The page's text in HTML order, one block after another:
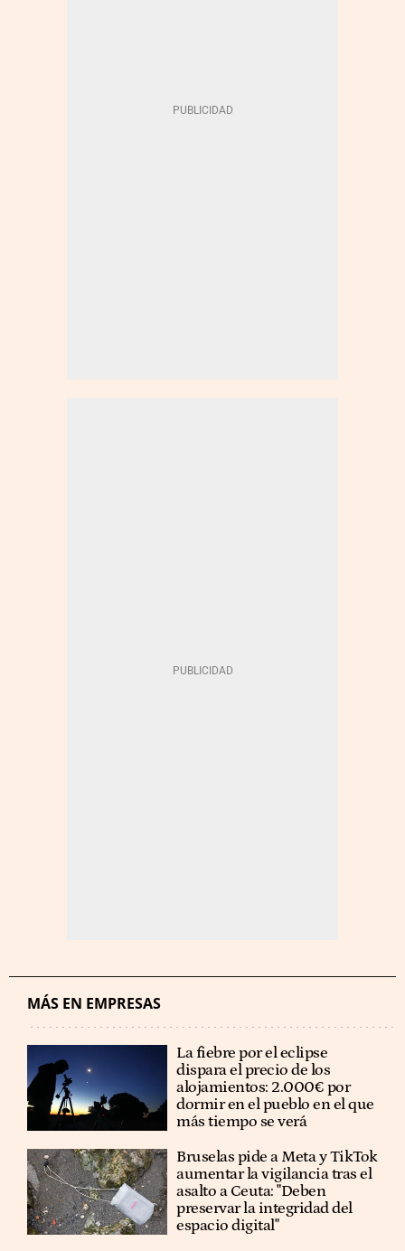
MÁS EN EMPRESAS
La fiebre por el eclipse
dispara el precio de los
alojamientos: 2.000€ por
dormir en el pueblo en el que
más tiempo se verá
Bruselas pide a Meta y TikTok
aumentar la vigilancia tras el
asalto a Ceuta: "Deben
preservar la integridad del
espacio digital"